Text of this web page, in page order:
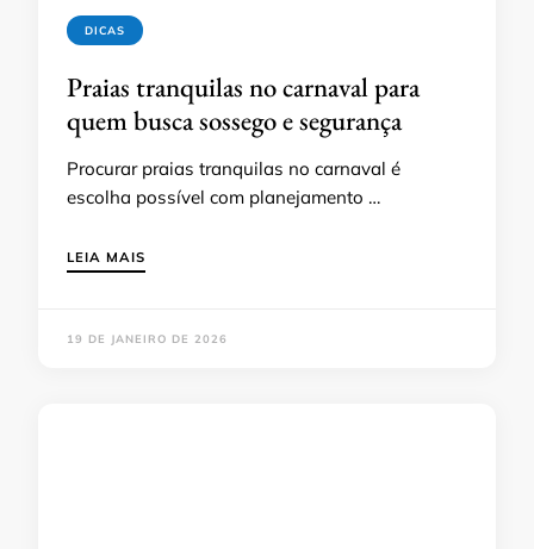
DICAS
Praias tranquilas no carnaval para
quem busca sossego e segurança
Procurar praias tranquilas no carnaval é
escolha possível com planejamento …
LEIA MAIS
19 DE JANEIRO DE 2026